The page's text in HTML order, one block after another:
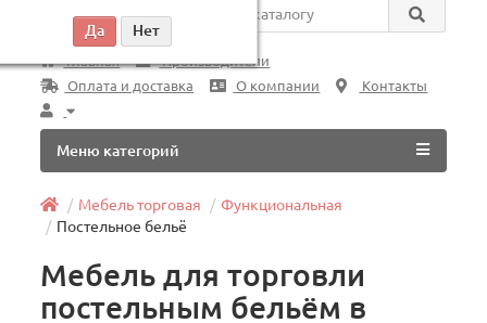
Везде
Главная
Производители
Оплата и доставка
О компании Контакты
Меню категорий
Мебель торговая
Функциональная
Постельное бельё
Мебель для торговли
постельным бельём в